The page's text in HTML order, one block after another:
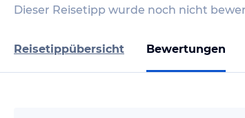
Dieser Reisetipp wurde noch nicht
Reisetippübersicht Bewertungen